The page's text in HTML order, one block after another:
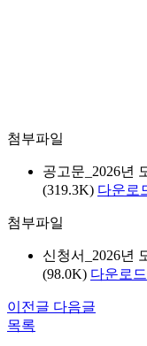
첨부파일
공고문_2026년
(319.3K) 다운로
첨부파일
신청서_2026년
(98.0K) 다운로드
이전글 다음글
목록